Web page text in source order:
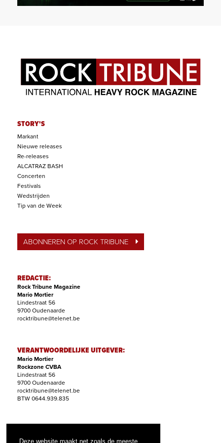
Deze website maakt net zoals de meeste
STORY'S
Markant
Nieuwe releases
Re-releases
ALCATRAZ BASH
Concerten
Festivals
Wedstrijden
Tip van de Week
ABONNEREN OP ROCK TRIBUNE
REDACTIE:
Rock Tribune Magazine
Mario Mortier
Lindestraat 56
9700 Oudenaarde
rocktribune@telenet.be
VERANTWOORDELIJKE UITGEVER:
Mario Mortier
Rockzone CVBA
Lindestraat 56
9700 Oudenaarde
rocktribune@telenet.be
BTW 0644.939.835
Filip Nollet